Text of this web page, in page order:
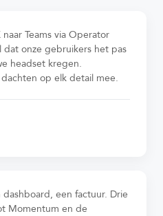
Teams via Operator
onze gebruikers het pas
headset kregen.
op elk detail mee.
een factuur. Drie
Momentum en de